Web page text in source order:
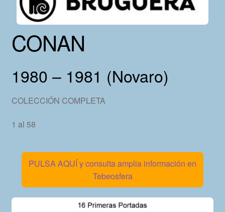
CONAN
1980 – 1981 (Novaro)
COLECCIÓN COMPLETA
1 al 58
PULSA AQUÍ y consulta amplia información en
Tebeosfera